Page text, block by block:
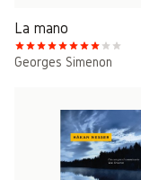
La mano
Georges Simenon